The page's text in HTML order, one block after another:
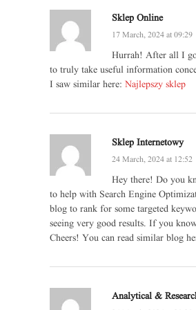
Sklep Online
17 March, 2024 at 09:29
Hurrah! After all I
to truly take useful information
I saw similar here: Najlepszy sklep
Sklep Internetowy
24 March, 2024 at 12:52
Hey there! Do you
to help with Search Engine
blog to rank for some targeted
seeing very good results. If you
Cheers! You can read similar blog
Analytical &